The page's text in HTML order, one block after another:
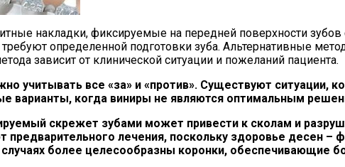
накладки, фиксируемые на передней поверхности
определенной подготовки зуба. Альтернативные
зависит от клинической ситуации и пожеланий пациента.
учитывать все «за» и «против». Существуют ситуации,
варианты, когда виниры не являются оптимальным
скрежет зубами может привести к сколам и
предварительного лечения, поскольку здоровье десен
случаях более целесообразны коронки, обеспечивающие